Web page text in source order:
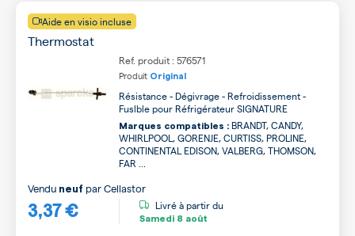
Aide en visio incluse
Thermostat
Ref. produit : 576571
Produit Original
Résistance - Dégivrage - Refroidissement -
Fuslble pour Réfrigérateur SIGNATURE
Marques compatibles : BRANDT, CANDY,
WHIRLPOOL, GORENJE, CURTISS, PROLINE,
CONTINENTAL EDISON, VALBERG, THOMSON,
FAR ...
3,37 €
Vendu neuf parCellastor
Livré à partir du
Samedi 8 août